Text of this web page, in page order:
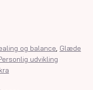
og balance Glæde
udvikling